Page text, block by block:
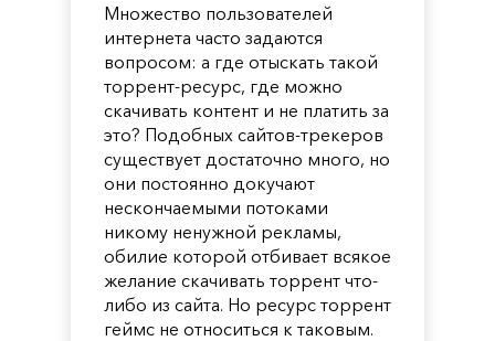
Множество пользователей
интернета часто задаются
вопросом: а где отыскать такой
торрент-ресурс, где можно
скачивать контент и не платить за
это? Подобных сайтов-трекеров
существует достаточно много, но
они постоянно докучают
нескончаемыми потоками
никому ненужной рекламы,
обилие которой отбивает всякое
желание скачивать торрент что-
либо из сайта. Но ресурс торрент
геймс не относиться к таковым.